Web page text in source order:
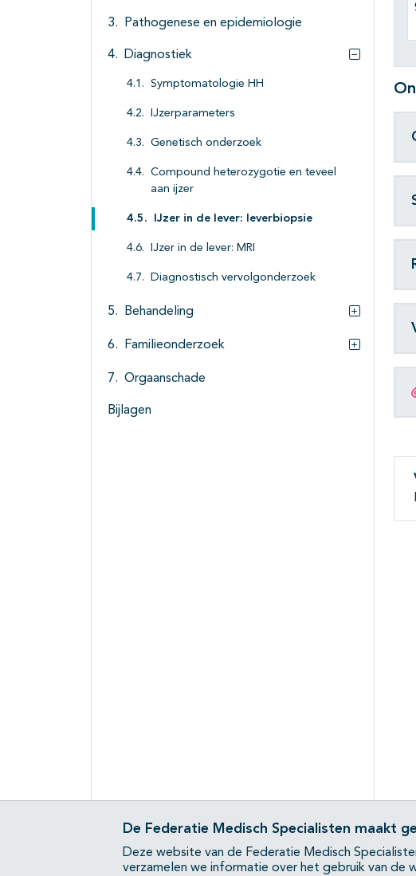
Pathogenese en epidemiologie
Diagnostiek
Symptomatologie HH
IJzerparameters
Genetisch onderzoek
Compound heterozygotie en teveel
aan ijzer
IJzer in de lever: leverbiopsie
IJzer in de lever: MRI
Diagnostisch vervolgonderzoek
Behandeling
Familieonderzoek
Orgaanschade
Bijlagen
De Federatie Medisch Specialisten maakt
Deze website van de Federatie Medisch
verzamelen we informatie over het gebruik van de